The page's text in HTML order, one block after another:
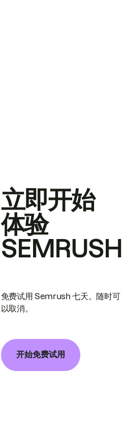
立即开始
体验
SEMRUSH
免费试用 Semrush 七天。随时可
以取消。
开始免费试用